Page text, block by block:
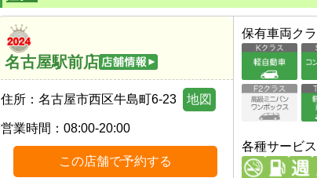
名古屋駅前店
住所： 名古屋市西区牛島町6-23 地図
営業時間： 08:00-20:00
この店舗で予約する
保有車両ク
各種サービス